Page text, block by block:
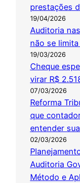
prestações
19/04/2026
Auditoria
não se limita
19/03/2026
Cheque
virar R$
07/03/2026
Reforma
que
entender
02/03/2026
Auditoria
Método e